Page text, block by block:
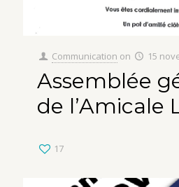
Communication on 15
Assemblée
de l’Amicale
17